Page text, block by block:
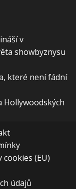
v
showbyznysu
které není fádní
cookies (EU)
údajů